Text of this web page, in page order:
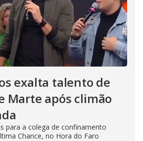
exalta talento de
Marte após climão
para a colega de confinamento
Chance, no Hora do Faro